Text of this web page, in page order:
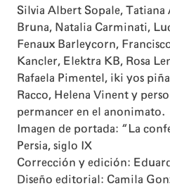
Silvia Albert Sopale, Tatiana
Bruna, Natalia Carminati,
Fenaux Barleycorn,
Kancler, Elektra KB, Rosa
Rafaela Pimentel, iki yos
Racco, Helena Vinent y
permancer en el anonimato.
Imagen de portada: “La
Persia, siglo IX
Corrección y edición:
Diseño editorial: Camila